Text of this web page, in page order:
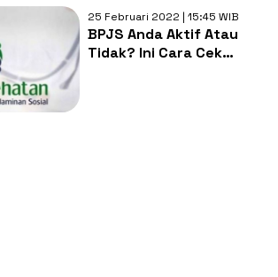
25 Februari 2022 | 15:45 WIB
BPJS Anda Aktif Atau
Tidak? Ini Cara Cek